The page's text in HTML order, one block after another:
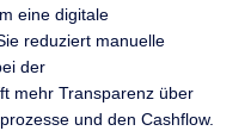
eine digitale
reduziert manuelle
der
mehr Transparenz über
und den Cashflow.